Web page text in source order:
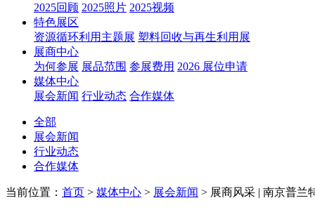
2025回顾 2025照片 2025视频
特色展区
资源循环利用主题展 塑料回收与再生利用展
展商中心
为何参展 展品范围 参展费用 2026 展位申请
媒体中心
展会新闻 行业动态 合作媒体
全部
展会新闻
行业动态
合作媒体
当前位置： 首页 > 媒体中心 > 展会新闻 > 展商风采 | 南京普兰